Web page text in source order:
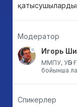
Модератор
Игорь
ММПУ, УӘБ
бойынша
Спикерлер